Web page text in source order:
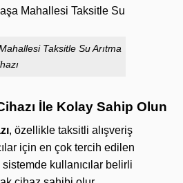
Taksitle Su Arıtma
İle Kolay Sahip Olun
, özellikle taksitli alışveriş
için en çok tercih edilen
kullanıcılar belirli